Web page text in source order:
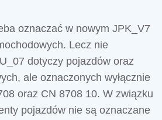
oznaczać w nowym JPK_V7
Lecz nie
dotyczy pojazdów oraz
ale oznaczonych wyłącznie
oraz CN 8708 10. W związku
pojazdów nie są oznaczane